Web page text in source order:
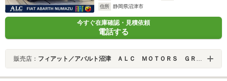
住所
静岡県沼津市
今すぐ在庫確認・見積依頼
電話する
販売店： フィアット／アバルト沼津 ＡＬＣ ＭＯＴＯＲＳ ＧＲＯＵＰ